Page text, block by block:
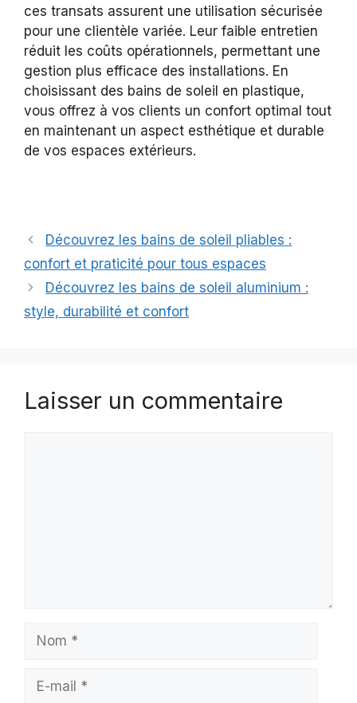
ces transats assurent une utilisation sécurisée
pour une clientèle variée. Leur faible entretien
réduit les coûts opérationnels, permettant une
gestion plus efficace des installations. En
choisissant des bains de soleil en plastique,
vous offrez à vos clients un confort optimal tout
en maintenant un aspect esthétique et durable
de vos espaces extérieurs.
Découvrez les bains de soleil pliables :
confort et praticité pour tous espaces
Découvrez les bains de soleil aluminium :
style, durabilité et confort
Laisser un commentaire
Nom